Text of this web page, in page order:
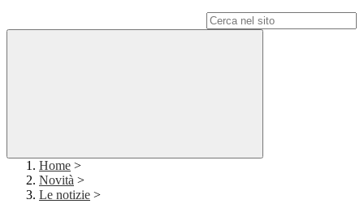
Home >
Novità >
Le notizie >